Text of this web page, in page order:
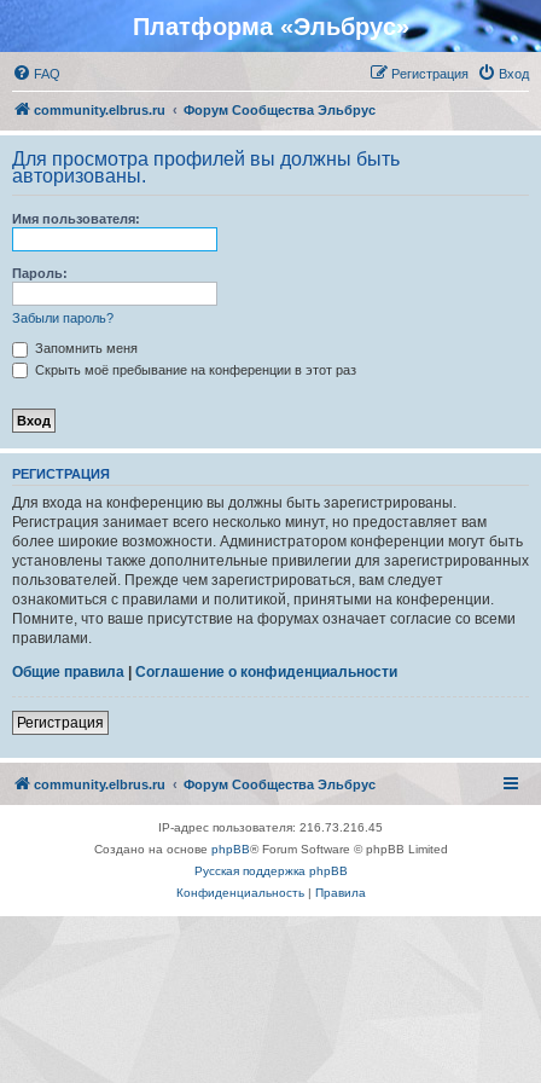
Платформа «Эльбрус»
FAQ Вход
Регистрация
community.elbrus.ru Форум Сообщества Эльбрус
Для просмотра профилей вы должны быть
авторизованы.
Имя пользователя:
Пароль:
Забыли пароль?
Запомнить меня
Скрыть моё пребывание на конференции в этот раз
РЕГИСТРАЦИЯ
Для входа на конференцию вы должны быть зарегистрированы.
Регистрация занимает всего несколько минут, но предоставляет вам
более широкие возможности. Администратором конференции могут быть
установлены также дополнительные привилегии для зарегистрированных
пользователей. Прежде чем зарегистрироваться, вам следует
ознакомиться с правилами и политикой, принятыми на конференции.
Помните, что ваше присутствие на форумах означает согласие со всеми
правилами.
Общие правила | Соглашение о конфиденциальности
Регистрация
community.elbrus.ru Форум Сообщества Эльбрус
IP-адрес пользователя: 216.73.216.45
Создано на основе phpBB® Forum Software © phpBB Limited
Русская поддержка phpBB
Конфиденциальность| Правила